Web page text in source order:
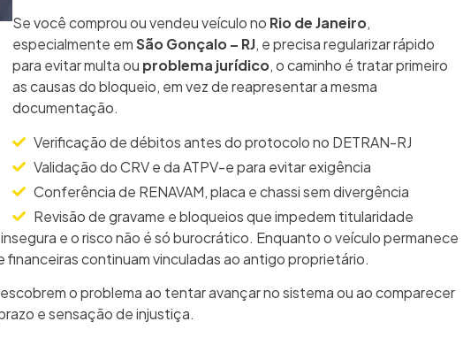
Se você comprou ou vendeu veículo no Rio de Janeiro,
especialmente emSão Gonçalo – RJ, e precisa regularizar rápido
para evitar multa ou problema jurídico, o caminho é tratar primeiro
as causas do bloqueio, em vez de reapresentar a mesma
documentação.
Verificação de débitos antes do protocolo no DETRAN-RJ
Validação do CRV e da ATPV-e para evitar exigência
Conferência de RENAVAM, placa e chassi sem divergência
Revisão de gravame e bloqueios que impedem titularidade
e o risco não é só burocrático. Enquanto o veículo permanece
financeiras continuam vinculadas ao antigo proprietário.
o problema ao tentar avançar no sistema ou ao comparecer
e sensação de injustiça.